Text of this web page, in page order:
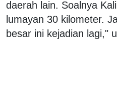
daerah lain. Soalnya
lumayan 30 kilometer.
besar ini kejadian lagi,"